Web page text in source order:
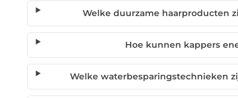
Welke duurzame haarproducten
Hoe kunnen kappers
Welke waterbesparingstechnieken